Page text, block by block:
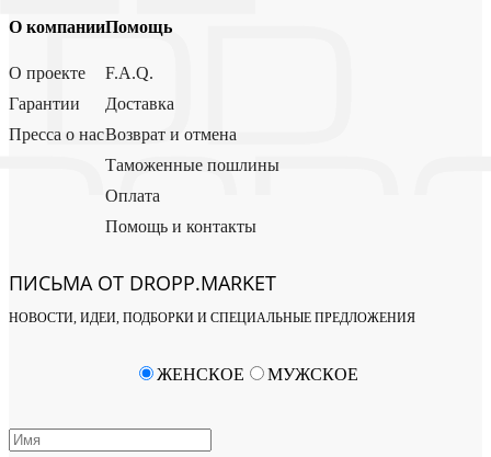
О компании
О проекте
Гарантии
Пресса о нас
Помощь
F.A.Q.
Доставка
Возврат и отмена
Таможенные пошлины
Оплата
Помощь и контакты
ПИСЬМА ОТ DROPP.MARKET
НОВОСТИ, ИДЕИ, ПОДБОРКИ И СПЕЦИАЛЬНЫЕ ПРЕДЛОЖЕНИЯ
ЖЕНСКОЕ МУЖСКОЕ